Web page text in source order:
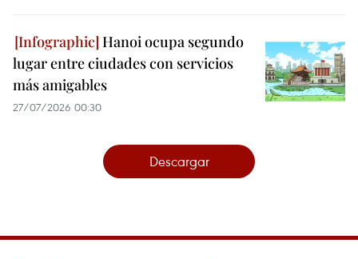
Hanoi ocupa segundo
lugar entre ciudades con servicios
más amigables
27/07/2026 00:30
Descargar